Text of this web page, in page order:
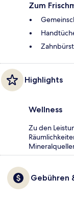
Zum
Highlights
Wellness
Zu den
Gebühren